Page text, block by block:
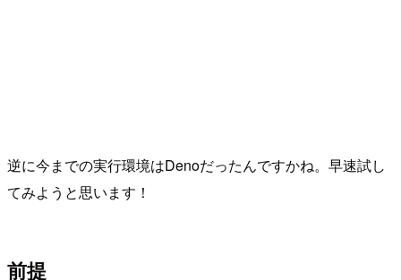
逆に今までの実行環境はDenoだったんですかね。早速試し
てみようと思います！
前提